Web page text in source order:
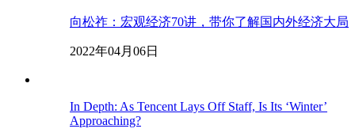
向松祚：宏观经济70讲，带你了解国内外经济大局
2022年04月06日
In Depth: As Tencent Lays Off Staff, Is Its ‘Winter’
Approaching?